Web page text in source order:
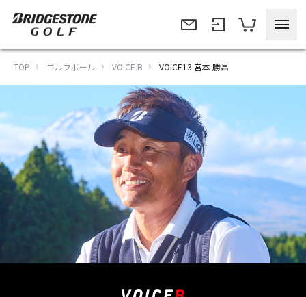
TOP ゴルフボール VOICE B VOICE13.宮本 勝昌